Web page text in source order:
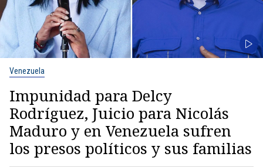
Venezuela
Impunidad para Delcy
Rodríguez, Juicio para Nicolás
Maduro y en Venezuela sufren
los presos políticos y sus familias